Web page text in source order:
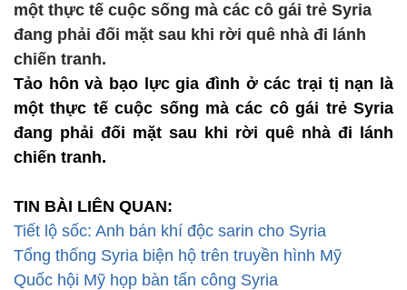
một thực tế cuộc sống mà các cô gái trẻ Syria
đang phải đối mặt sau khi rời quê nhà đi lánh
chiến tranh.
Tảo hôn và bạo lực gia đình ở các trại tị nạn là
một thực tế cuộc sống mà các cô gái trẻ Syria
đang phải đối mặt sau khi rời quê nhà đi lánh
chiến tranh.
TIN BÀI LIÊN QUAN:
Tiết lộ sốc: Anh bán khí độc sarin cho Syria
Tổng thống Syria biện hộ trên truyền hình Mỹ
Quốc hội Mỹ họp bàn tấn công Syria